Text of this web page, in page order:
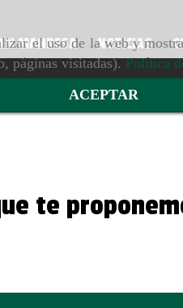
el uso de la web y
páginas visitadas).Política
ACEPTAR
EN MANRESA NOTICIAS
te